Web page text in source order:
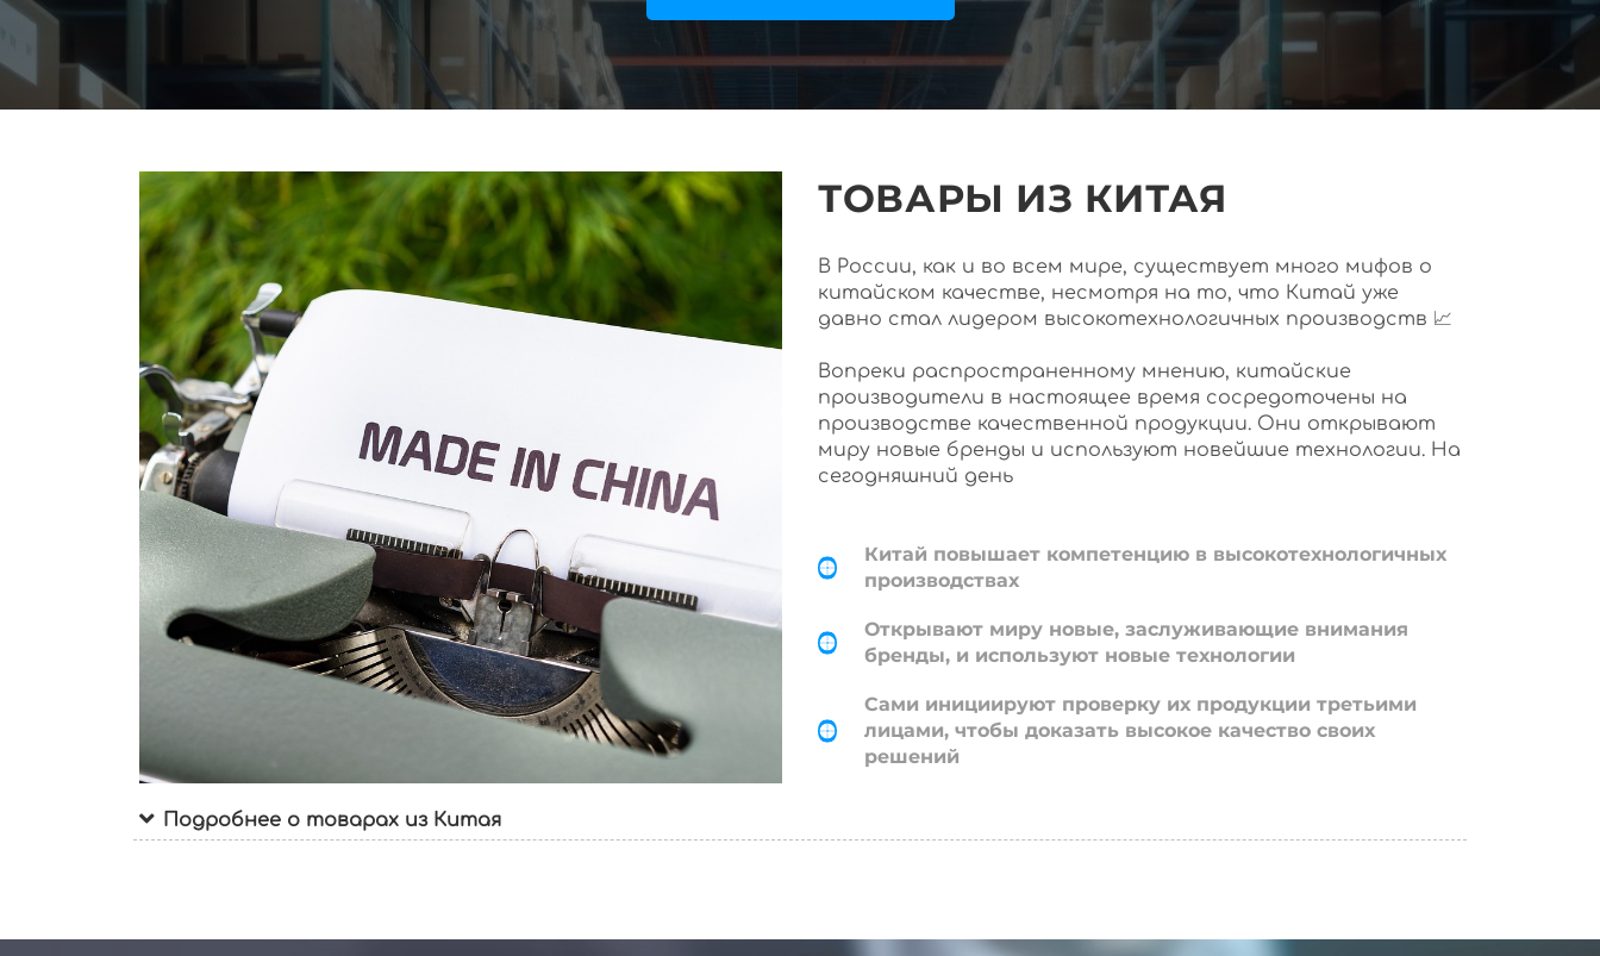
ТОВАРЫ ИЗ КИТАЯ
В России, как и во всем мире, существует много мифов о
китайском качестве, несмотря на то, что Китай уже
давно стал лидером высокотехнологичных производств 📈
Вопреки распространенному мнению, китайские
производители в настоящее время сосредоточены на
производстве качественной продукции. Они открывают
миру новые бренды и используют новейшие технологии. На
сегодняшний день
Китай повышает компетенцию в высокотехнологичных
производствах
Открывают миру новые, заслуживающие внимания
бренды, и используют новые технологии
Сами инициируют проверку их продукции третьими
лицами, чтобы доказать высокое качество своих
решений
Подробнее о товарах из Китая